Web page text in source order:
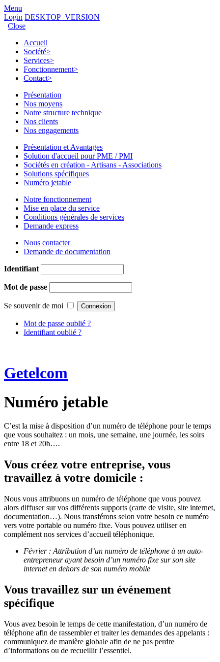
Menu
Login DESKTOP_VERSION
Close
Accueil
Société>
Services>
Fonctionnement>
Contact>
Présentation
Nos moyens
Notre structure technique
Nos clients
Nos engagements
Présentation et Avantages
Solution d'accueil pour PME / PMI
Sociétés en création - Artisans - Associations
Solutions spécifiques
Numéro jetable
Notre fonctionnement
Mise en place du service
Conditions générales de services
Demande express
Nous contacter
Demande de documentation
Identifiant
Mot de passe
Se souvenir de moi
Mot de passe oublié ?
Identifiant oublié ?
Getelcom
Numéro jetable
C’est la mise à disposition d’un numéro de téléphone pour le temps
que vous souhaitez : un mois, une semaine, une journée, les soirs
entre 18 et 20h….
Vous créez votre entreprise, vous
travaillez à votre domicile :
Nous vous attribuons un numéro de téléphone que vous pouvez
alors diffuser sur vos différents supports (carte de visite, site internet,
documentation…). Nous transférons selon votre besoin ce numéro
vers votre portable ou numéro fixe. Vous pouvez utiliser en
complément nos services d’accueil téléphonique.
Février : Attribution d’un numéro de téléphone à un auto-
entrepreneur ayant besoin d’un numéro fixe sur son site
internet en dehors de son numéro mobile
Vous travaillez sur un événement
spécifique
Vous avez besoin le temps de cette manifestation, d’un numéro de
téléphone afin de rassembler et traiter les demandes des appelants :
communiquez de manière globale afin de ne pas perdre
d’informations ou de recueillir l’essentiel.